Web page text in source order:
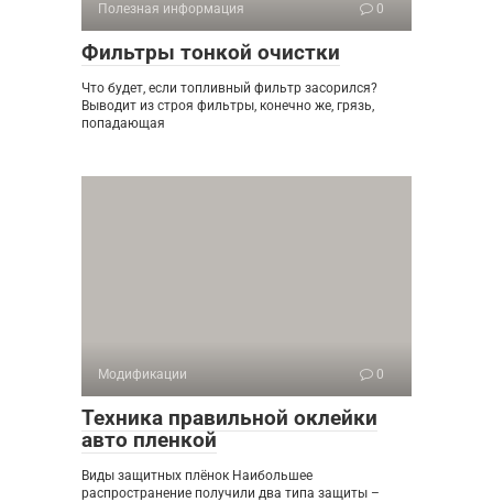
Полезная информация 0
Фильтры тонкой очистки
Что будет, если топливный фильтр засорился?
Выводит из строя фильтры, конечно же, грязь,
попадающая
Модификации 0
Техника правильной оклейки
авто пленкой
Виды защитных плёнок Наибольшее
распространение получили два типа защиты –